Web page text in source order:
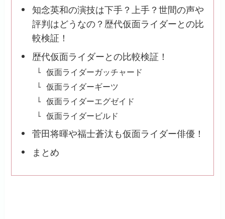
知念英和の演技は下手？上手？世間の声や
評判はどうなの？歴代仮面ライダーとの比
較検証！
歴代仮面ライダーとの比較検証！
仮面ライダーガッチャード
仮面ライダーギーツ
仮面ライダーエグゼイド
仮面ライダービルド
菅田将暉や福士蒼汰も仮面ライダー俳優！
まとめ